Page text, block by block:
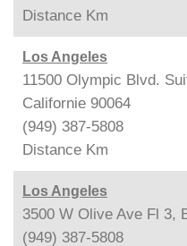
Distance Km
Los Angeles
11500 Olympic Blvd.
Californie 90064
(949) 387-5808
Distance Km
Los Angeles
3500 W Olive Ave Fl 3,
(949) 387-5808